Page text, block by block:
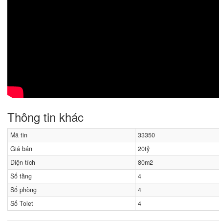
Thông tin khác
Mã tin
33350
Giá bán
20tỷ
Diện tích
80m2
Số tầng
4
Số phòng
4
Số Tolet
4